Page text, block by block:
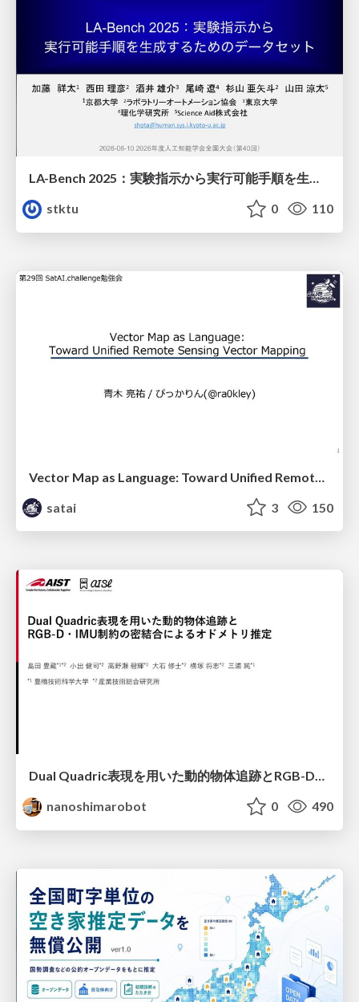
LA-Bench 2025：実験指示から 実行可能手順を生成するためのデータセット/LA-Bench 2025: A Dataset for Generating Executable Experimental Procedures from Experimental Instructions
stktu
0 110
satai
3 150
Dual Quadric表現を用いた動的物体追跡とRGB-D・IMU制約の密結合によるオドメトリ推定
nanoshimarobot
0 490